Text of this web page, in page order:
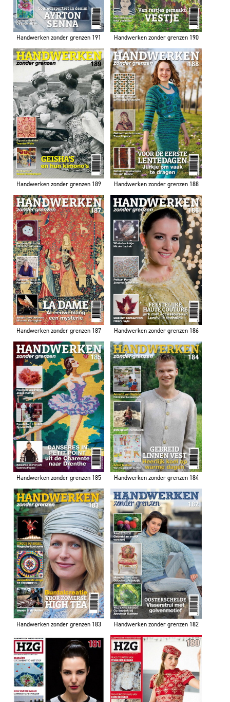
Handwerken zonder grenzen 191 Handwerken zonder grenzen 190
Handwerken zonder grenzen 189 Handwerken zonder grenzen 188
Handwerken zonder grenzen 187 Handwerken zonder grenzen 186
Handwerken zonder grenzen 185 Handwerken zonder grenzen 184
Handwerken zonder grenzen 183 Handwerken zonder grenzen 182